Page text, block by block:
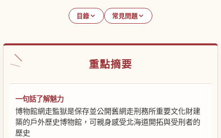
目錄 常見問題
重點摘要
一句話了解魅力
博物館網走監獄是保存並公開舊網走刑務所重要文化財建
築的戶外歷史博物館，可親身感受北海道開拓與受刑者的
歷史